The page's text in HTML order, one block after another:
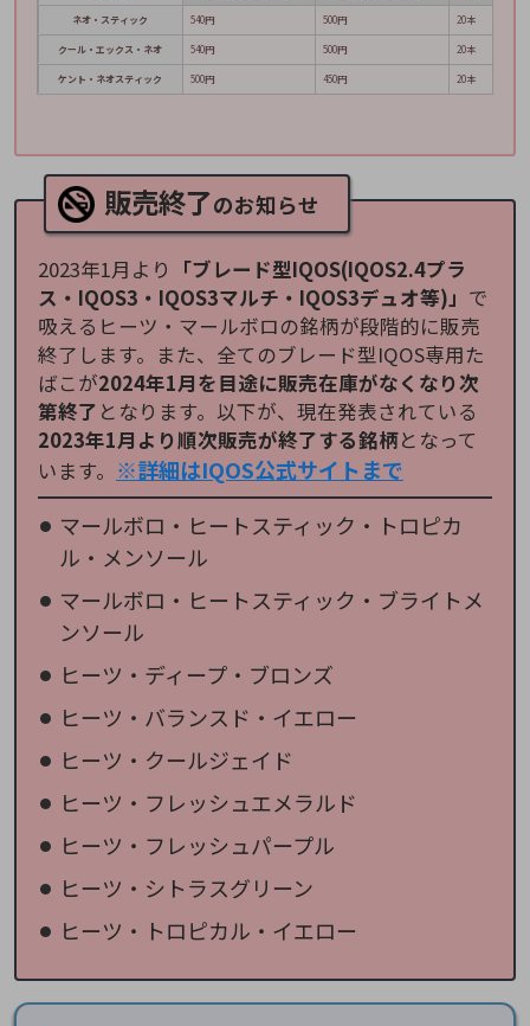
ネオ・スティック 540円 500円 20本
クール・エックス・ネオ 540円 500円 20本
ケント・ネオスティック 500円 450円 20本
販売終了のお知らせ
2023年1月より
「ブレード型IQOS(IQOS2.4プラ
ス・IQOS3・IQOS3マルチ・IQOS3デュオ等)」 で
吸えるヒーツ・マールボロの銘柄が段階的に販売
終了します。また、全てのブレード型IQOS専用た
ばこが2024年1月を目途に販売在庫がなくなり次
第終了 となります。以下が、現在発表されている
2023年1月より順次販売が終了する銘柄となって
います。 ※詳細はIQOS公式サイトまで
マールボロ・ヒートスティック・トロピカ
ル・メンソール
マールボロ・ヒートスティック・ブライトメ
ンソール
ヒーツ・ディープ・ブロンズ
ヒーツ・バランスド・イエロー
ヒーツ・クールジェイド
ヒーツ・フレッシュエメラルド
ヒーツ・フレッシュパープル
ヒーツ・シトラスグリーン
ヒーツ・トロピカル・イエロー